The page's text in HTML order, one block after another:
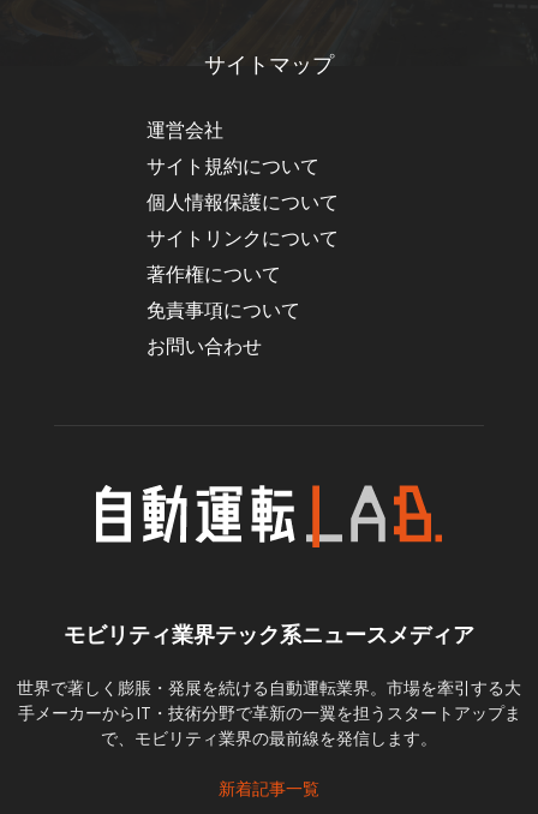
サイトマップ
運営会社
サイト規約について
個人情報保護について
サイトリンクについて
著作権について
免責事項について
お問い合わせ
モビリティ業界テック系ニュースメディア
世界で著しく膨脹・発展を続ける自動運転業界。市場を牽引する大
手メーカーからIT・技術分野で革新の一翼を担うスタートアップま
で、モビリティ業界の最前線を発信します。
新着記事一覧